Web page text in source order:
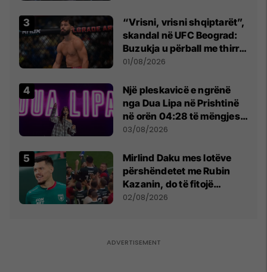
“Vrisni, vrisni shqiptarët”,
skandal në UFC Beograd:
Buzukja u përball me thirrje
anti-shqiptare nga
01/08/2026
Një pleskavicë e ngrënë
nga Dua Lipa në Prishtinë
në orën 04:28 të mëngjesit
- dhe bota digjitale serbe
03/08/2026
Mirlind Daku mes lotëve
përshëndetet me Rubin
Kazanin, do të fitojë
miliona te Spartak Moska
02/08/2026